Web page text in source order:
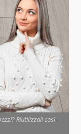
Riutilizzali così -